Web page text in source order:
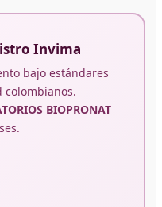
Invima
bajo estándares
colombianos.
BIOPRONAT